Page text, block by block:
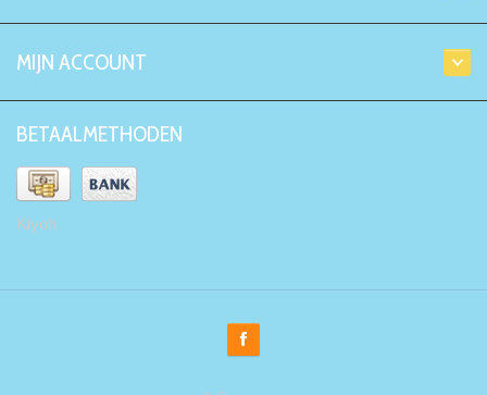
MIJN ACCOUNT
BETAALMETHODEN
Kiyoh